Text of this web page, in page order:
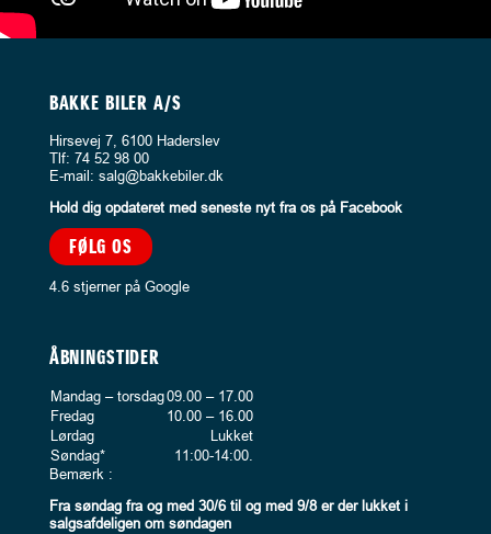
BAKKE BILER A/S
Hirsevej 7, 6100 Haderslev
Tlf: 74 52 98 00
E-mail: salg@bakkebiler.dk
Hold dig opdateret med seneste nyt fra os på Facebook
FØLG OS
4.6 stjerner på Google
ÅBNINGSTIDER
Mandag – torsdag09.00 – 17.00
Fredag
10.00 – 16.00
Lørdag
Lukket
Søndag*
11:00-14:00.
Bemærk :
Fra søndag fra og med 30/6 til og med 9/8 er der lukket i
salgsafdeligen om søndagen